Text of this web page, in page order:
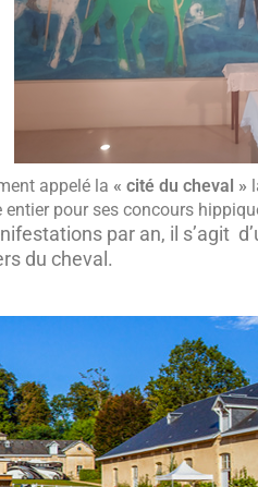
appelé la « cité du cheval »
entier pour ses concours
par an, il s’agit
du cheval.